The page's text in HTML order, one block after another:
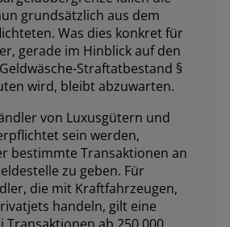
grundsätzlich aus dem
Was dies konkret für
gerade im Hinblick auf den
Straftatbestand §
wird, bleibt abzuwarten.
von Luxusgütern und
sein werden,
bestimmte Transaktionen an
zu geben. Für
die mit Kraftfahrzeugen,
handeln, gilt eine